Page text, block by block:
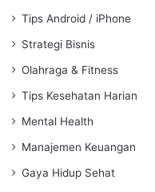
Tips Android / iPhone
Strategi Bisnis
Olahraga & Fitness
Tips Kesehatan Harian
Mental Health
Manajemen Keuangan
Gaya Hidup Sehat